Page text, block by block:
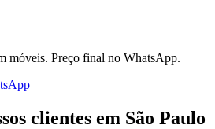
móveis. Preço final no WhatsApp.
clientes em São Paulo